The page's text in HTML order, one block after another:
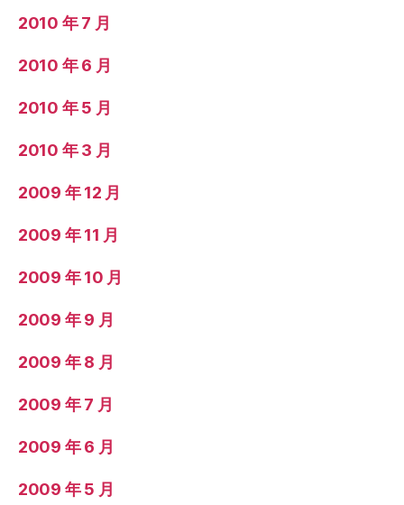
2010 年 7 月
2010 年 6 月
2010 年 5 月
2010 年 3 月
2009 年 12 月
2009 年 11 月
2009 年 10 月
2009 年 9 月
2009 年 8 月
2009 年 7 月
2009 年 6 月
2009 年 5 月